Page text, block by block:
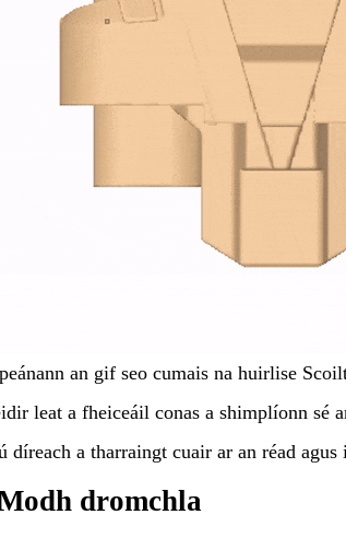
an gif seo cumais na huirlise
leat a fheiceáil conas a shimplíonn sé
díreach a tharraingt cuair ar an réad
dromchla